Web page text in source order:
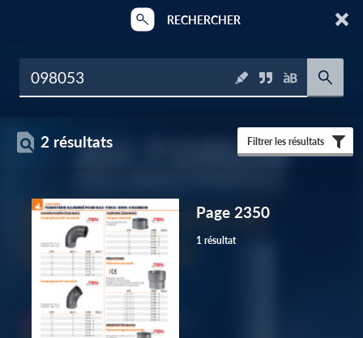
RECHERCHER
2 résultats Filtrer les résultats
Page 2350
1 résultat